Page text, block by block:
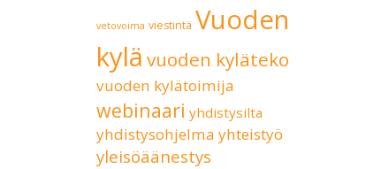
vetovoima viestintä Vuoden
kylä vuoden kyläteko
vuoden kylätoimija
webinaari yhdistysilta
yhdistysohjelma yhteistyö
yleisöäänestys